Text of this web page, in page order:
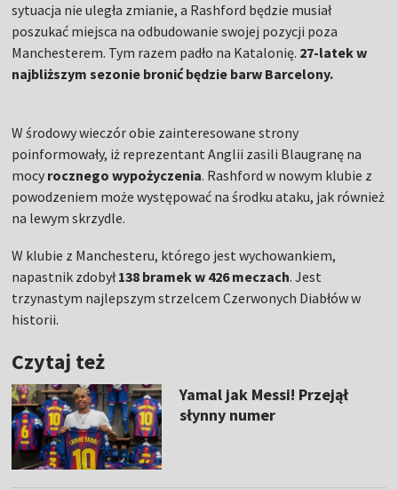
sytuacja nie uległa zmianie, a Rashford będzie musiał
poszukać miejsca na odbudowanie swojej pozycji poza
Manchesterem. Tym razem padło na Katalonię. 27-latek w
najbliższym sezonie bronić będzie barw Barcelony.
W środowy wieczór obie zainteresowane strony
poinformowały, iż reprezentant Anglii zasili Blaugranę na
mocy rocznego wypożyczenia. Rashford w nowym klubie z
powodzeniem może występować na środku ataku, jak również
na lewym skrzydle.
W klubie z Manchesteru, którego jest wychowankiem,
napastnik zdobył138 bramek w 426 meczach. Jest
trzynastym najlepszym strzelcem Czerwonych Diabłów w
historii.
Czytaj też
Yamal jak Messi! Przejął
słynny numer